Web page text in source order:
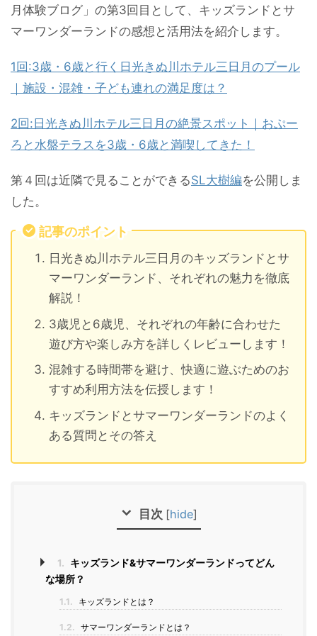
月体験ブログ」の第3回目として、キッズランドとサ
マーワンダーランドの感想と活用法を紹介します。
1回:3歳・6歳と行く日光きぬ川ホテル三日月のプール
｜施設・混雑・子ども連れの満足度は？
2回:日光きぬ川ホテル三日月の絶景スポット｜おぷー
ろと水盤テラスを3歳・6歳と満喫してきた！
第４回は近隣で見ることができるSL大樹編を公開しま
した。
記事のポイント
日光きぬ川ホテル三日月のキッズランドとサ
マーワンダーランド、それぞれの魅力を徹底
解説！
3歳児と6歳児、それぞれの年齢に合わせた
遊び方や楽しみ方を詳しくレビューします！
混雑する時間帯を避け、快適に遊ぶためのお
すすめ利用方法を伝授します！
キッズランドとサマーワンダーランドのよく
ある質問とその答え
目次 [hide]
1.
キッズランド&サマーワンダーランドってどん
な場所？
1.1. キッズランドとは？
1.2. サマーワンダーランドとは？